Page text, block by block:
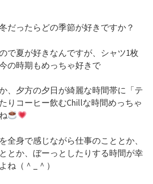
だったらどの季節が好きですか？
で夏が好きなんですが、シャツ1枚
の時期もめっちゃ好きで
、夕方の夕日が綺麗な時間帯に「テ
りコーヒー飲むChillな時間めっちゃ
全身で感じながら仕事のこととか、
とか、ぼーっとしたりする時間が幸
ね（＾_＾）